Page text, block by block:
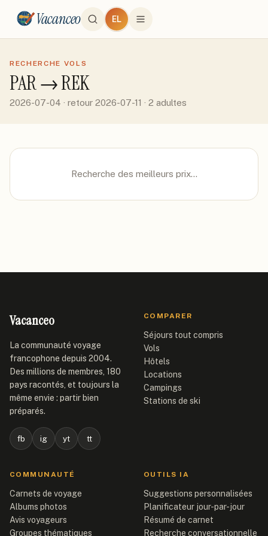
Vacanceo EL
RECHERCHE VOLS
PAR→REK
2026-07-04 · retour 2026-07-11 · 2 adultes
Recherche des meilleurs prix…
Vacanceo
La communauté voyage
francophone depuis 2004.
Des millions de membres, 180
pays racontés, et toujours la
même envie : partir bien
préparés.
fb ig yt tt
COMPARER
Séjours tout compris
Vols
Hôtels
Locations
Campings
Stations de ski
COMMUNAUTÉ
Carnets de voyage
Albums photos
Avis voyageurs
Groupes thématiques
OUTILS IA
Suggestions personnalisées
Planificateur jour-par-jour
Résumé de carnet
Recherche conversationnelle